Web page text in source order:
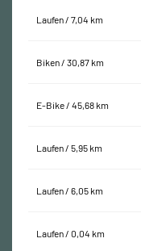
Laufen / 7,04 km
Biken / 30,87 km
E-Bike / 45,68 km
Laufen / 5,95 km
Laufen / 6,05 km
Laufen / 0,04 km